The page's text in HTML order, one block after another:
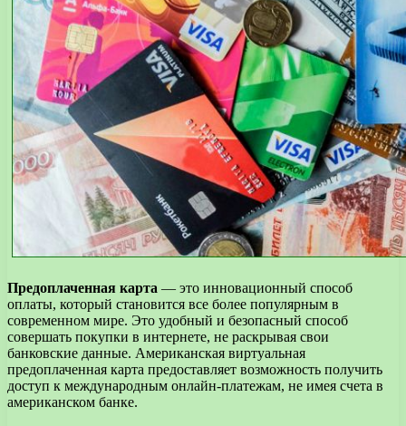
Предоплаченная карта — это инновационный способ
оплаты, который становится все более популярным в
современном мире. Это удобный и безопасный способ
совершать покупки в интернете, не раскрывая свои
банковские данные. Американская виртуальная
предоплаченная карта предоставляет возможность получить
доступ к международным онлайн-платежам, не имея счета в
американском банке.